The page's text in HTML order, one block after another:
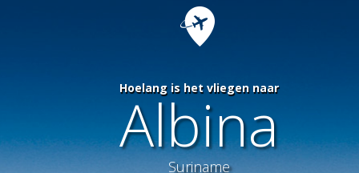
Hoelang is het vliegen naar
Albina
Suriname